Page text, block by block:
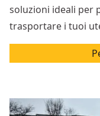
soluzioni ideali per
trasportare i tuoi